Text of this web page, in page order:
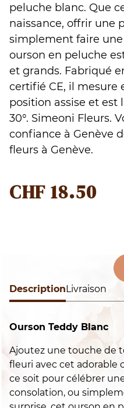
DescriptionLivraison
Ourson Teddy Blanc
Ajoutez une touche de
fleuri avec cet adorable
ce soit pour célébrer
consolation, ou
peluche blanc. Que
naissance, offrir une
simplement faire
ourson en peluche
et grands. Fabriqué
certifié CE, il mesure
position assise et est
30°. Simeoni Fleurs.
confiance à Genève
fleurs à Genève.
CHF 18.50
Alternative: